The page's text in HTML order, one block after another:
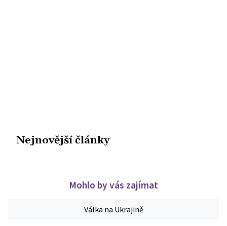
Nejnovější články
Mohlo by vás zajímat
Válka na Ukrajině